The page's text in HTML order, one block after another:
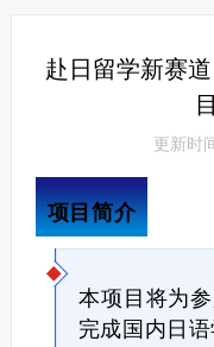
赴日留学新赛
更新时
项目简介
本项目将为
完成国内日语